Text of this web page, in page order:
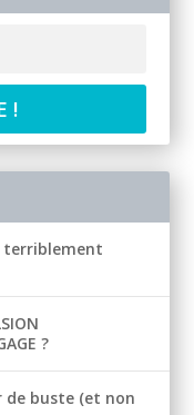
terriblement
?
de buste (et non